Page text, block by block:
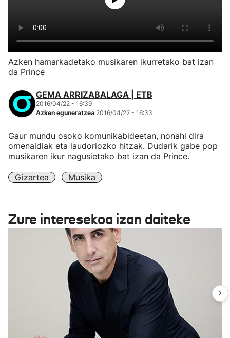
Azken hamarkadetako musikaren ikurretako bat izan
da Prince
GEMA ARRIZABALAGA | ETB
2016/04/22 - 16:39
Azken eguneratzea 2016/04/22 - 16:33
Gaur mundu osoko komunikabideetan, nonahi dira
omenaldiak eta laudoriozko hitzak. Dudarik gabe pop
musikaren ikur nagusietako bat izan da Prince.
Gizartea Musika
Zure interesekoa izan daiteke